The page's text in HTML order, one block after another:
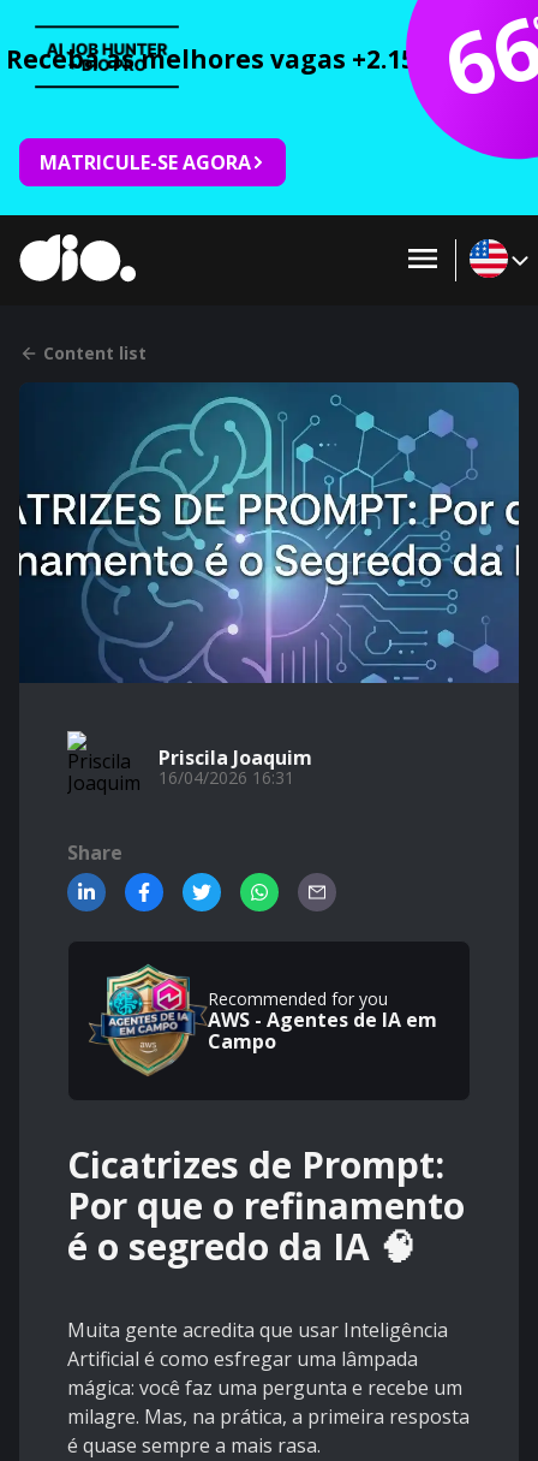
Receba as melhores vagas +2.150 cursos
MATRICULE-SE AGORA
Content list
Priscila Joaquim
16/04/2026 16:31
Share
Recommended for you
AWS - Agentes de IA em
Campo
Cicatrizes de Prompt:
Por que o refinamento
é o segredo da IA 🧠
Muita gente acredita que usar Inteligência
Artificial é como esfregar uma lâmpada
mágica: você faz uma pergunta e recebe um
milagre. Mas, na prática, a primeira resposta
é quase sempre a mais rasa.